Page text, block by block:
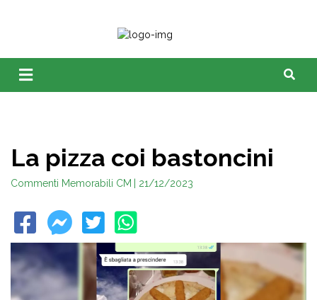
La pizza coi bastoncini
Commenti Memorabili CM | 21/12/2023